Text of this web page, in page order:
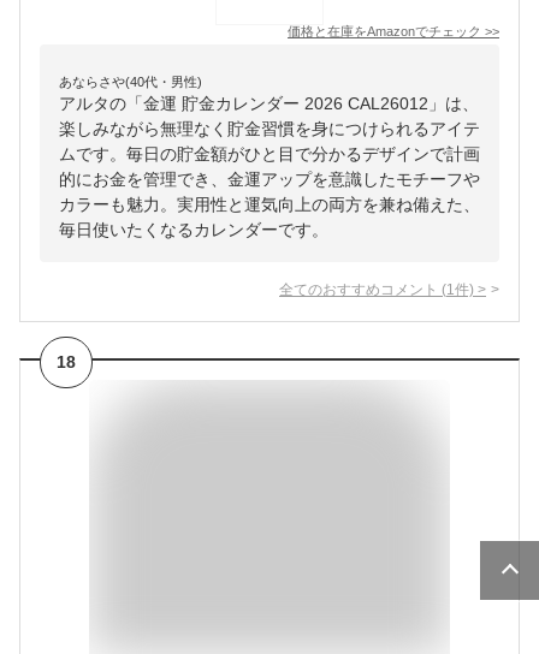
価格と在庫をAmazonでチェック >>
あならさや(40代・男性)
アルタの「金運 貯金カレンダー 2026 CAL26012」は、
楽しみながら無理なく貯金習慣を身につけられるアイテ
ムです。毎日の貯金額がひと目で分かるデザインで計画
的にお金を管理でき、金運アップを意識したモチーフや
カラーも魅力。実用性と運気向上の両方を兼ね備えた、
毎日使いたくなるカレンダーです。
全てのおすすめコメント (1 件) >
18